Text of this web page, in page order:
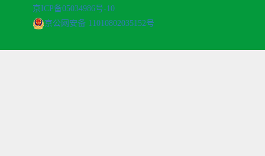
京ICP备05034986号-10
京公网安备 11010802035152号